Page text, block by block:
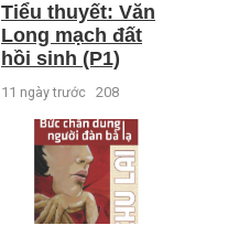
Tiểu thuyết: Văn
Long mạch đất
hồi sinh (P1)
11 ngày trước 208